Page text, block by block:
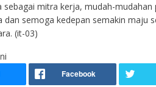
sebagai mitra kerja, mudah-
dan semoga kedepan semakin maju
(it-03)